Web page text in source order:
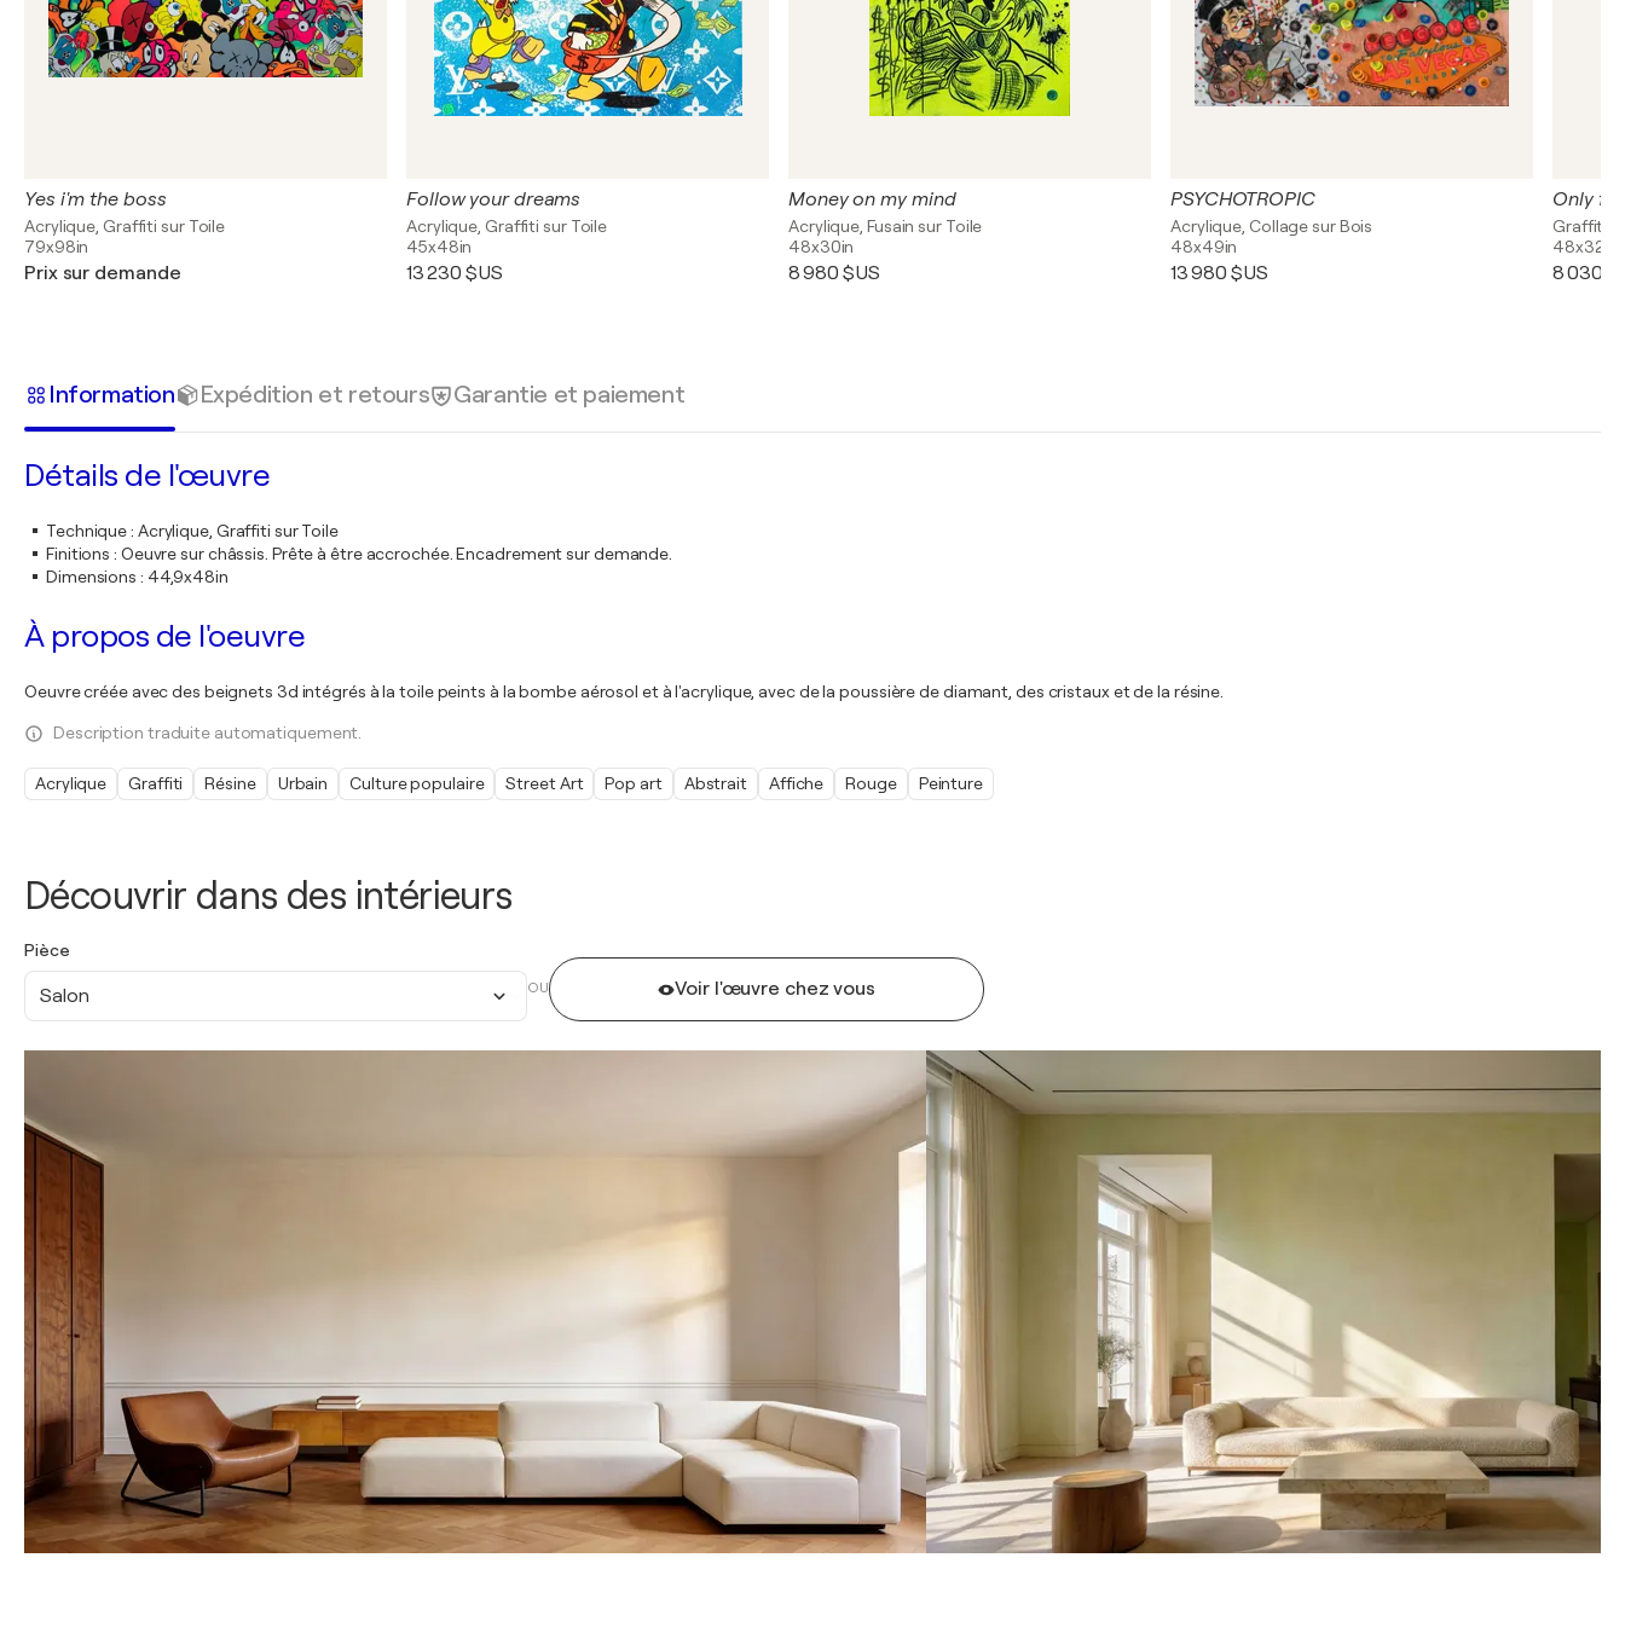
Découvrir dans des intérieurs
Pièce
Salon OU Voir l'œuvre chez vous
Yes i'm the boss
Acrylique, Graffiti sur Toile
79x98in
Prix sur demande
Follow your dreams
Acrylique, Graffiti sur Toile
45x48in
13 230 $US
Money on my mind
Acrylique, Fusain sur Toile
48x30in
8 980 $US
PSYCHOTROPIC
Acrylique, Collage sur Bois
48x49in
13 980 $US
Only
Graffiti,
48x32in
8 030
Information Expédition et retours Garantie et paiement
Détails de l'œuvre
Technique: Acrylique, Graffiti sur Toile
Finitions : Oeuvre sur châssis. Prête à être accrochée. Encadrement sur demande.
Dimensions : 44,9x48in
À propos de l'oeuvre
Oeuvre créée avec des beignets 3d intégrés à la toile peints à la bombe aérosol et à l'acrylique, avec de la poussière de diamant, des cristaux et de la résine.
Description traduite automatiquement.
Acrylique Graffiti Résine Urbain Culture populaire Street Art Pop art Abstrait Affiche Rouge Peinture